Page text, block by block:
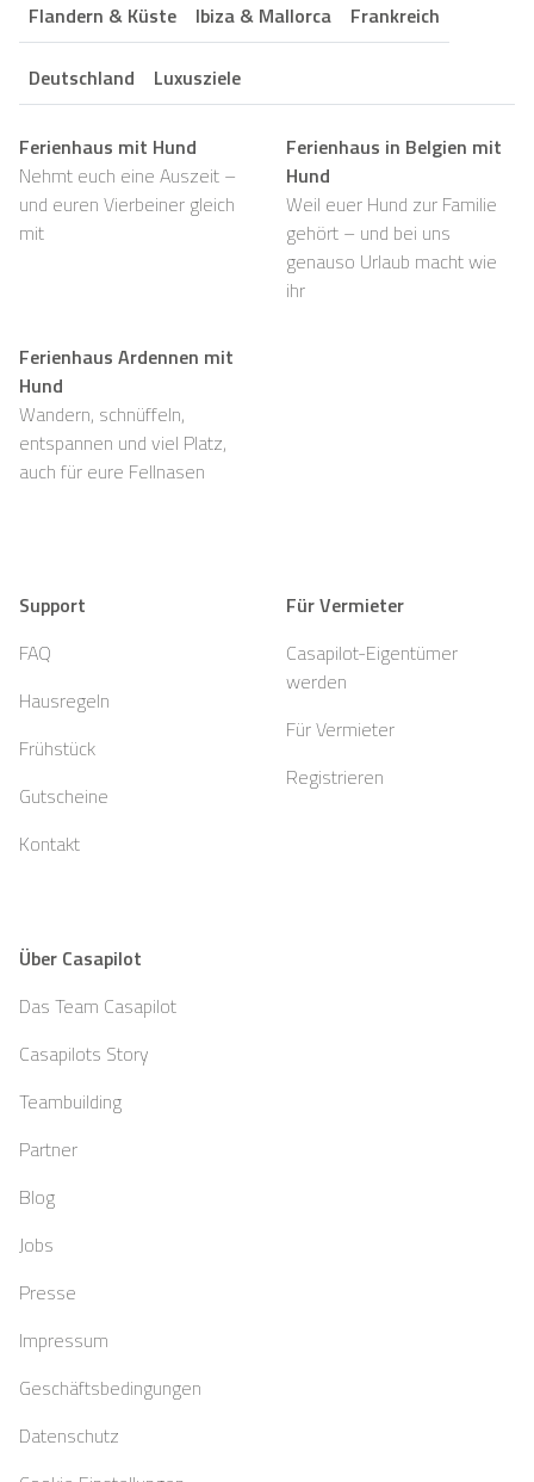
Flandern & Küste Ibiza & Mallorca Frankreich
Deutschland Luxusziele
Ferienhaus mit Hund
Nehmt euch eine Auszeit –
und euren Vierbeiner gleich
mit
Ferienhaus in Belgien mit
Hund
Weil euer Hund zur Familie
gehört – und bei uns
genauso Urlaub macht wie
ihr
Ferienhaus Ardennen mit
Hund
Wandern, schnüffeln,
entspannen und viel Platz,
auch für eure Fellnasen
Support
FAQ
Hausregeln
Frühstück
Gutscheine
Kontakt
Für Vermieter
Casapilot-Eigentümer
werden
Für Vermieter
Registrieren
Über Casapilot
Das Team Casapilot
Casapilots Story
Teambuilding
Partner
Blog
Jobs
Presse
Impressum
Geschäftsbedingungen
Datenschutz